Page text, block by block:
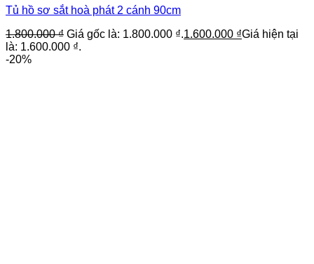
Tủ hồ sơ sắt hoà phát 2 cánh 90cm
1.800.000₫ Giá gốc là: 1.800.000 ₫.1.600.000 ₫Giá hiện tại
là: 1.600.000 ₫.
-20%